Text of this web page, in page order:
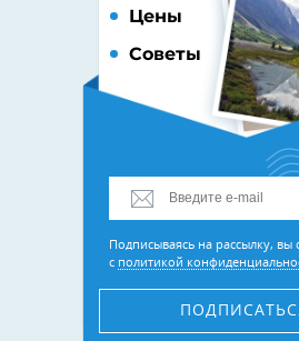
Цены
Советы
Подписываясь на рассылку, вы
с политикой